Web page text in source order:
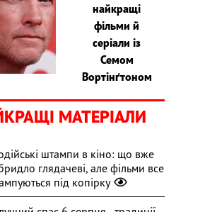
найкращі
фільми й
серіали із
Семом
Вортінґтоном
МАТЕРІАЛИ
штампи в кіно: що вже
глядачеві, але фільми все
під копірку